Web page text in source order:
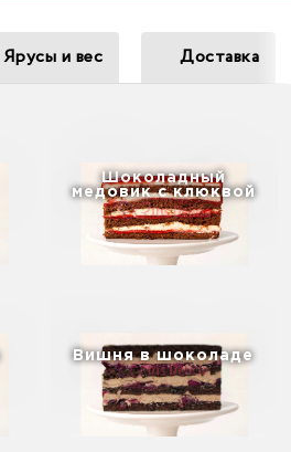
Ярусы и вес Доставка
Шоколадный
медовик с клюквой
Вишня в шоколаде